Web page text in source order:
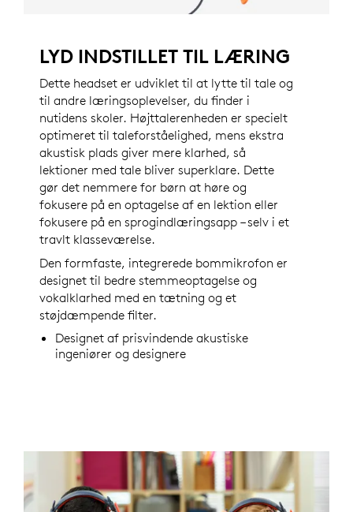
LYD INDSTILLET TIL LÆRING
Dette headset er udviklet til at lytte til tale og
til andre læringsoplevelser, du finder i
nutidens skoler. Højttalerenheden er specielt
optimeret til taleforståelighed, mens ekstra
akustisk plads giver mere klarhed, så
lektioner med tale bliver superklare. Dette
gør det nemmere for børn at høre og
fokusere på en optagelse af en lektion eller
fokusere på en sprogindlæringsapp – selv i et
travlt klasseværelse.
Den formfaste, integrerede bommikrofon er
designet til bedre stemmeoptagelse og
vokalklarhed med en tætning og et
støjdæmpende filter.
Designet af prisvindende akustiske
ingeniører og designere